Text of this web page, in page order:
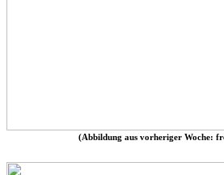
(Abbildung aus vorheriger Woche: